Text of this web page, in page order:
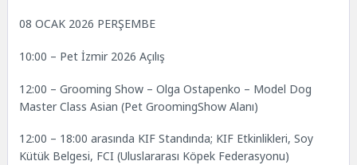
08 OCAK 2026 PERŞEMBE
10:00 – Pet İzmir 2026 Açılış
12:00 – Grooming Show – Olga Ostapenko – Model Dog
Master Class Asian (Pet GroomingShow Alanı)
12:00 – 18:00 arasında KIF Standında; KIF Etkinlikleri, Soy
Kütük Belgesi, FCI (Uluslararası Köpek Federasyonu)